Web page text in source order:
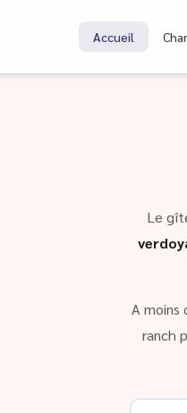
Accueil
à
Le
A moins
ranch